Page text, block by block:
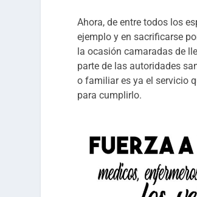
Ahora, de entre todos los
ejemplo y en sacrificarse
la ocasión camaradas de
parte de las autoridades
o familiar es ya el servicio
para cumplirlo.